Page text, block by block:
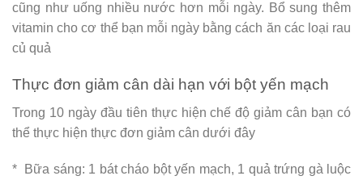
cũng như uống nhiều nước hơn mỗi ngày. Bổ sung thêm
vitamin cho cơ thể bạn mỗi ngày bằng cách ăn các loại rau
củ quả
Thực đơn giảm cân dài hạn với bột yến mạch
Trong 10 ngày đầu tiên thực hiện chế độ giảm cân bạn có
thể thực hiện thực đơn giảm cân dưới đây
* Bữa sáng: 1 bát cháo bột yến mạch, 1 quả trứng gà luộc